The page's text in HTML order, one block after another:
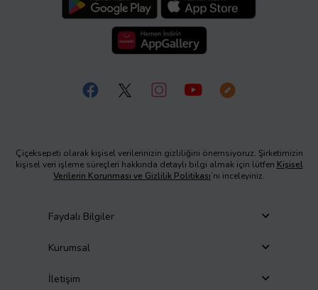
Çiçeksepeti olarak kişisel verilerinizin gizliliğini önemsiyoruz. Şirketimizin
kişisel veri işleme süreçleri hakkında detaylı bilgi almak için lütfen Kişisel
Verilerin Korunması ve Gizlilik Politikası’nı inceleyiniz.
Faydalı Bilgiler
Kurumsal
İletişim